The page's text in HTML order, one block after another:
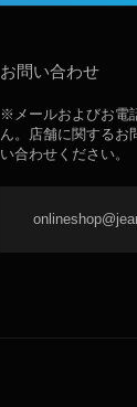
お問い合わせ
※メールおよびお電
ん。店舗に関するお
い合わせください。